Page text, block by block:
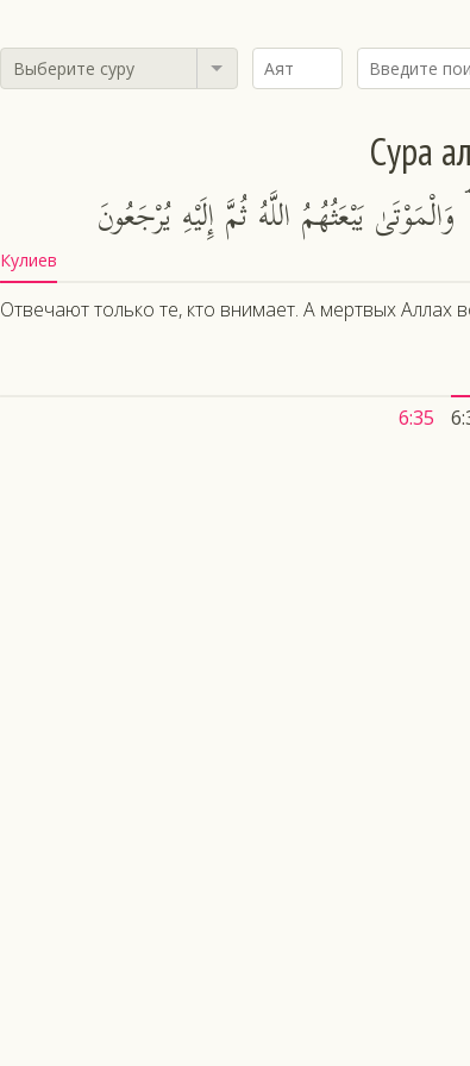
Выберите суру
Сура
يَبْعَثُهُمُ اللَّهُ ثُمَّ إِلَيْهِ يُرْجَعُونَ
Кулиев
Отвечают только те, кто внимает. А мертвых Аллах
6:35